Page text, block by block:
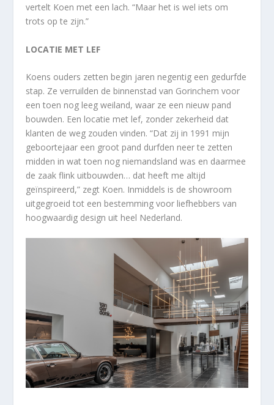
vertelt Koen met een lach. “Maar het is wel iets om
trots op te zijn.”
LOCATIE MET LEF
Koens ouders zetten begin jaren negentig een gedurfde
stap. Ze verruilden de binnenstad van Gorinchem voor
een toen nog leeg weiland, waar ze een nieuw pand
bouwden. Een locatie met lef, zonder zekerheid dat
klanten de weg zouden vinden. “Dat zij in 1991 mijn
geboortejaar een groot pand durfden neer te zetten
midden in wat toen nog niemandsland was en daarmee
de zaak flink uitbouwden… dat heeft me altijd
geïnspireerd,” zegt Koen. Inmiddels is de showroom
uitgegroeid tot een bestemming voor liefhebbers van
hoogwaardig design uit heel Nederland.